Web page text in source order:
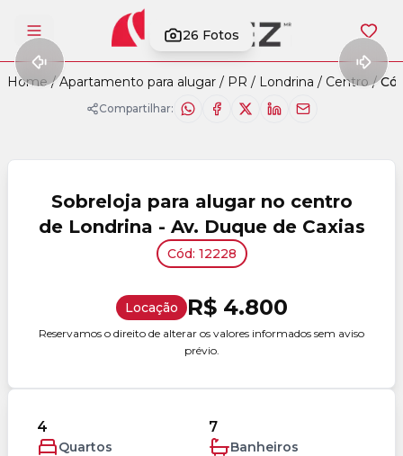
Abrir menu 26 Fotos
Home / Apartamento para alugar / PR / Londrina / Centro /
Compartilhar:
Sobreloja para alugar no centro
de Londrina - Av. Duque de Caxias
Cód: 12228
Locação R$ 4.800
Reservamos o direito de alterar os valores informados sem aviso
prévio.
4
Quartos
7
Banheiros